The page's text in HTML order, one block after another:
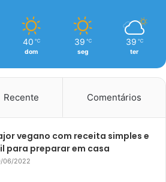
40 ℃
dom
39 ℃
seg
39 ℃
ter
Recente Comentários
vegano com receita simples e
para preparar em casa
06/2022